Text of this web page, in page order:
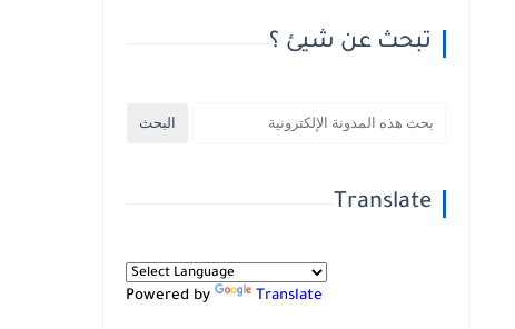
تبحث عن شيئ ؟
Translate
Powered by Translate